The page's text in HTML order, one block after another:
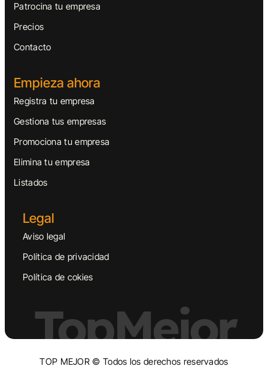
Patrocina tu empresa
Precios
Contacto
Empieza ahora
Registra tu empresa
Gestiona tus empresas
Promociona tu empresa
Elimina tu empresa
Listados
Legal
Aviso legal
Política de privacidad
Política de cokies
TopMejor
TOP MEJOR © Todos los derechos reservados